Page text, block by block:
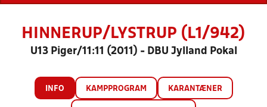
HINNERUP/LYSTRUP (L1/942)
U13 Piger/11:11 (2011) - DBU Jylland Pokal
INFO KAMPPROGRAM KARANTÆNER